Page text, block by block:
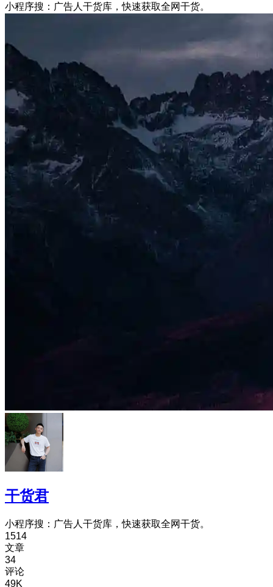
小程序搜：广告人干货库，快速获取全网干货。
干货君
小程序搜：广告人干货库，快速获取全网干货。
1514
文章
34
评论
49K